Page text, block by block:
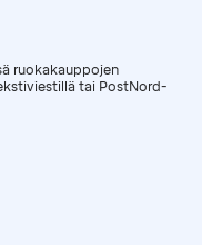
ruokakauppojen
tai PostNord-